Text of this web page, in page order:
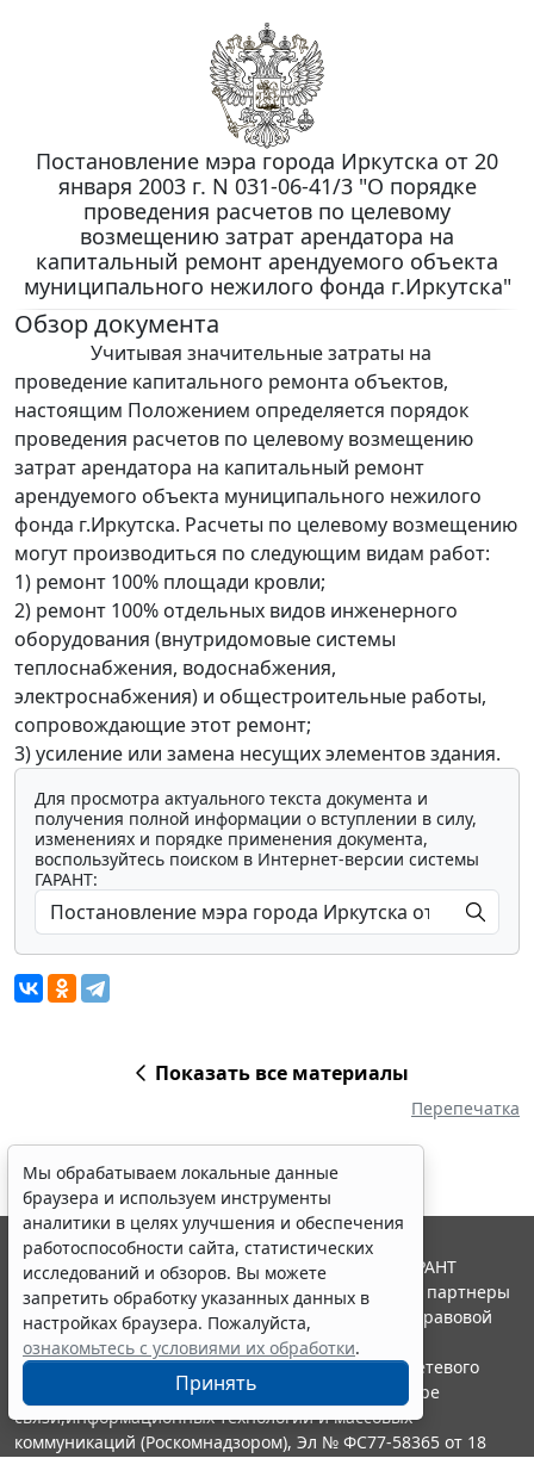
Постановление мэра города Иркутска от 20
января 2003 г. N 031-06-41/3 "О порядке
проведения расчетов по целевому
возмещению затрат арендатора на
капитальный ремонт арендуемого объекта
муниципального нежилого фонда г.Иркутска"
Обзор документа
Учитывая значительные затраты на
проведение капитального ремонта объектов,
настоящим Положением определяется порядок
проведения расчетов по целевому возмещению
затрат арендатора на капитальный ремонт
арендуемого объекта муниципального нежилого
фонда г.Иркутска. Расчеты по целевому возмещению
могут производиться по следующим видам работ:
1) ремонт 100% площади кровли;
2) ремонт 100% отдельных видов инженерного
оборудования (внутридомовые системы
теплоснабжения, водоснабжения,
электроснабжения) и общестроительные работы,
сопровождающие этот ремонт;
3) усиление или замена несущих элементов здания.
Для просмотра актуального текста документа и
получения полной информации о вступлении в силу,
изменениях и порядке применения документа,
воспользуйтесь поиском в Интернет-версии системы
ГАРАНТ:
Показать все материалы
Перепечатка
Мы обрабатываем локальные данные
браузера и используем инструменты
аналитики в целях улучшения и обеспечения
работоспособности сайта, статистических
исследований и обзоров. Вы можете
запретить обработку указанных данных в
настройках браузера. Пожалуйста,
ознакомьтесь с условиями их обработки.
Принять
© ООО "НПП "ГАРАНТ-СЕРВИС", 2026. Система ГАРАНТ
выпускается с 1990 года. Компания "Гарант" и ее партнеры
являются участниками Российской ассоциации правовой
информации ГАРАНТ.
Портал ГАРАНТ.РУ зарегистрирован в качестве сетевого
издания Федеральной службой по надзору в сфере
связи,информационных технологий и массовых
коммуникаций (Роскомнадзором), Эл № ФС77-58365 от 18